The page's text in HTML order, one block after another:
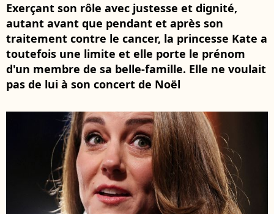
Exerçant son rôle avec justesse et dignité,
autant avant que pendant et après son
traitement contre le cancer, la princesse Kate a
toutefois une limite et elle porte le prénom
d'un membre de sa belle-famille. Elle ne voulait
pas de lui à son concert de Noël